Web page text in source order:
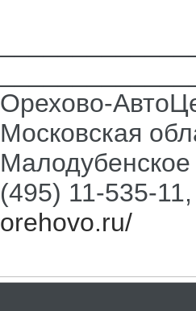
Орехово-
Московская
(495) 11-535-
orehovo.ru/